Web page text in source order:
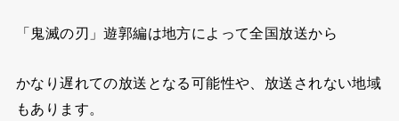
「鬼滅の刃」遊郭編は地方によって全国放送から
かなり遅れての放送となる可能性や、放送されない地域
もあります。